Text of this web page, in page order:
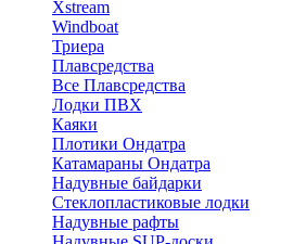
Xstream
Windboat
Триера
Плавсредства
Все Плавсредства
Лодки ПВХ
Каяки
Плотики Ондатра
Катамараны Ондатра
Надувные байдарки
Стеклопластиковые лодки
Надувные рафты